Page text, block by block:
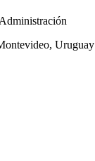
Uruguay